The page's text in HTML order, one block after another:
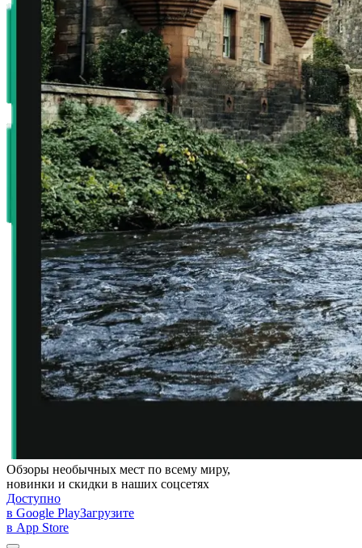
Обзоры необычных мест по всему миру,
новинки и скидки в наших соцсетях
Доступно
в Google PlayЗагрузите
в App Store